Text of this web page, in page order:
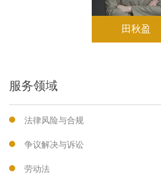
田秋盈
服务领域
法律风险与合规
争议解决与诉讼
劳动法